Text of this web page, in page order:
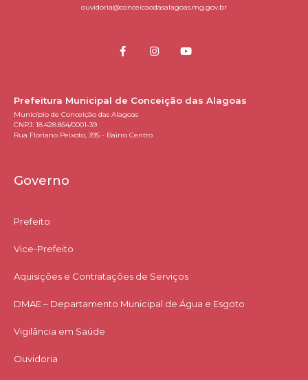
ouvidoria@conceicaodasalagoas.mg.gov.br
Prefeitura Municipal de Conceição das Alagoas
Município de Conceição das Alagoas
CNPJ: 18.428.854/0001-39
Rua Floriano Peixoto, 395 - Bairro Centro
Governo
Prefeito
Vice-Prefeito
Aquisições e Contratações de Serviços​
DMAE – Departamento Municipal de Água e Esgoto
Vigilância em Saúde
Ouvidoria